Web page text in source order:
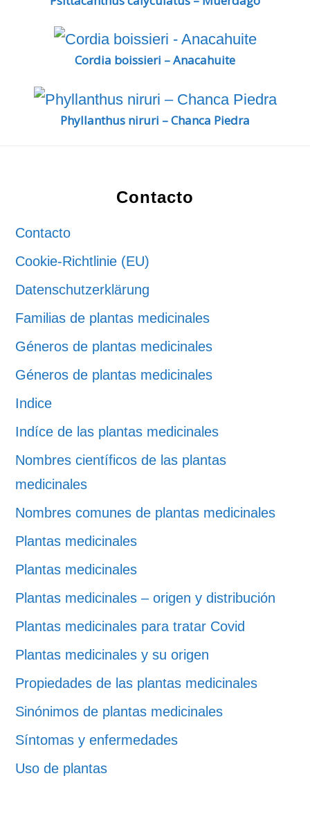
Cordia boissieri – Anacahuite
Phyllanthus niruri – Chanca Piedra
Contacto
Contacto
Cookie-Richtlinie (EU)
Datenschutzerklärung
Familias de plantas medicinales
Géneros de plantas medicinales
Géneros de plantas medicinales
Indice
Indíce de las plantas medicinales
Nombres científicos de las plantas
medicinales
Nombres comunes de plantas medicinales
Plantas medicinales
Plantas medicinales
Plantas medicinales – origen y distribución
Plantas medicinales para tratar Covid
Plantas medicinales y su origen
Propiedades de las plantas medicinales
Sinónimos de plantas medicinales
Síntomas y enfermedades
Uso de plantas